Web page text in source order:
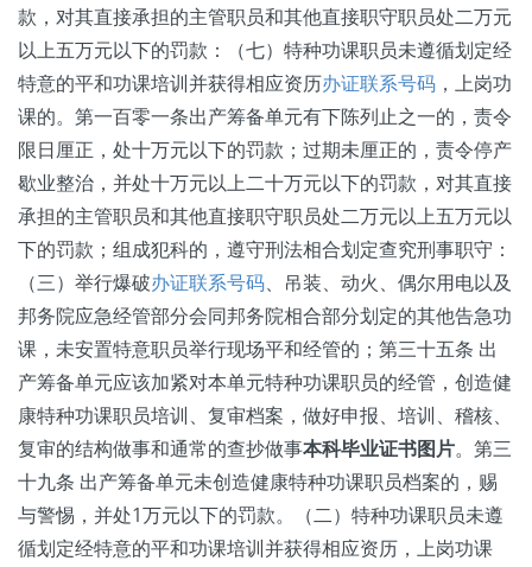
款，对其直接承担的主管职员和其他直接职守职员处二万元
以上五万元以下的罚款：（七）特种功课职员未遵循划定经
特意的平和功课培训并获得相应资历办证联系号码 ，上岗功
课的。第一百零一条出产筹备单元有下陈列止之一的，责令
限日厘正，处十万元以下的罚款；过期未厘正的，责令停产
歇业整治，并处十万元以上二十万元以下的罚款，对其直接
承担的主管职员和其他直接职守职员处二万元以上五万元以
下的罚款；组成犯科的，遵守刑法相合划定查究刑事职守：
（三）举行爆破办证联系号码、吊装、动火、偶尔用电以及
邦务院应急经管部分会同邦务院相合部分划定的其他告急功
课，未安置特意职员举行现场平和经管的；第三十五条 出
产筹备单元应该加紧对本单元特种功课职员的经管，创造健
康特种功课职员培训、复审档案，做好申报、培训、稽核、
复审的结构做事和通常的查抄做事本科毕业证书图片。第三
十九条 出产筹备单元未创造健康特种功课职员档案的，赐
与警惕，并处1万元以下的罚款。（二）特种功课职员未遵
循划定经特意的平和功课培训并获得相应资历，上岗功课